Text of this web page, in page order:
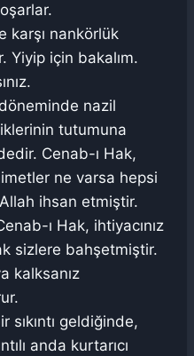
karşı nankörlük
Yiyip için bakalım.
nazil
tutumuna
Cenab-ı Hak,
ne varsa hepsi
Allah ihsan etmiştir.
ı Hak, ihtiyacınız
sizlere bahşetmiştir.
kalksanız
sıkıntı geldiğinde,
anda kurtarıcı